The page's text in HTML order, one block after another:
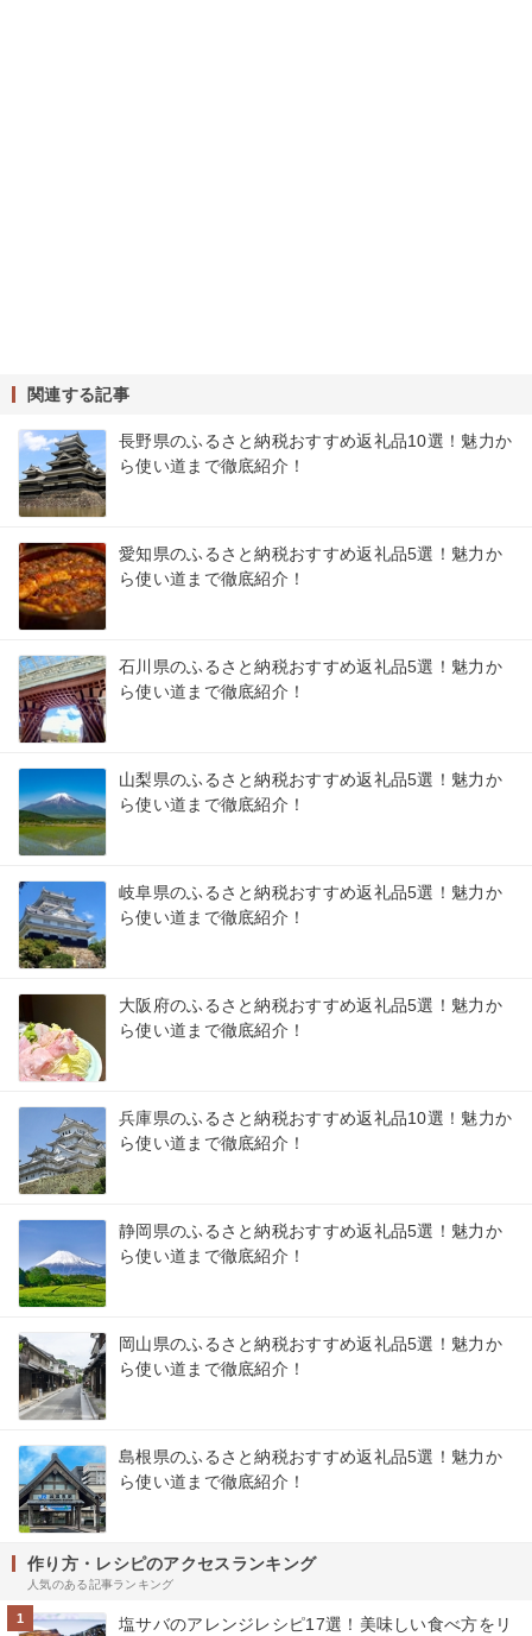
関連する記事
長野県のふるさと納税おすすめ返礼品10選！魅力か
ら使い道まで徹底紹介！
愛知県のふるさと納税おすすめ返礼品5選！魅力か
ら使い道まで徹底紹介！
石川県のふるさと納税おすすめ返礼品5選！魅力か
ら使い道まで徹底紹介！
山梨県のふるさと納税おすすめ返礼品5選！魅力か
ら使い道まで徹底紹介！
岐阜県のふるさと納税おすすめ返礼品5選！魅力か
ら使い道まで徹底紹介！
大阪府のふるさと納税おすすめ返礼品5選！魅力か
ら使い道まで徹底紹介！
兵庫県のふるさと納税おすすめ返礼品10選！魅力か
ら使い道まで徹底紹介！
静岡県のふるさと納税おすすめ返礼品5選！魅力か
ら使い道まで徹底紹介！
岡山県のふるさと納税おすすめ返礼品5選！魅力か
ら使い道まで徹底紹介！
島根県のふるさと納税おすすめ返礼品5選！魅力か
ら使い道まで徹底紹介！
作り方・レシピのアクセスランキング
人気のある記事ランキング
1
塩サバのアレンジレシピ17選！美味しい食べ方をリ